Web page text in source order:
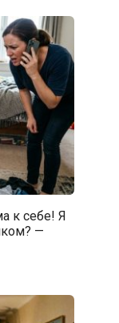
к себе! Я
—